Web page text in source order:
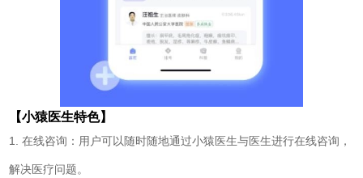
【小猿医生特色】
1. 在线咨询：用户可以随时随地通过小猿医生与医生进行在线咨询，
解决医疗问题。